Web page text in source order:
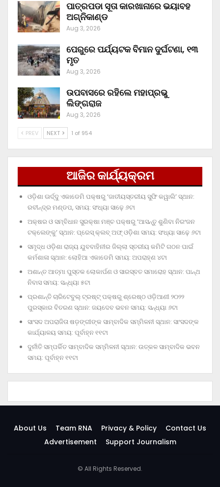
ପାତ୍ରପଡା ସୂତା କାରଖାନାରେ ଭୟାବହ
ଅଗ୍ନିକାଣ୍ଡ
Aug 3, 2026
ପେରୁରେ ପର୍ଯ୍ୟଟକ ବିମାନ ଦୁର୍ଘଟଣା, ୧୩
ମୃତ
Aug 3, 2026
ଉପବାସରେ ରହିଲେ ମହାପ୍ରଭୁ
ଲିଙ୍ଗରାଜ
Aug 3, 2026
PREV NEXT 1 of 954
ଆଜିର କାର୍ଯ୍ୟକ୍ରମ
ଓଡ଼ିଶା ଊର୍ଦ୍ଦୁ ଏକାଡେମି ପକ୍ଷରୁ ‘ଜାତୀୟସ୍ତରୀୟ ସୁଫି କୱାଲି’ ସ୍ଥାନ:
ରବୀନ୍ଦ୍ର ମଣ୍ଡପ, ସମୟ: ସଂଧ୍ୟା ସାଢ଼େ ୬ଟା
ଅକ୍ଷର ଓ ସମ୍ବିଧାନ ସୁରକ୍ଷା ମଞ୍ଚ ପକ୍ଷରୁ ‘ଆସନ୍ତୁ ଶୁଣିବା ନିରଂଜନ
ଟକ୍‌ଲେଙ୍କୁ’ ସ୍ଥାନ: ପ୍ରେସ୍‌ କ୍ଲବ୍‌ ଅଫ୍‌ ଓଡ଼ିଶା ସମୟ: ସଂଧ୍ୟା ସାଢ଼େ ୬ଟା
ସମୃଦ୍ଧ ଓଡ଼ିଶା ରାଜ୍ୟ ଯୁବବାହିନୀର ଜିଲ୍ଲା ସ୍ତରୀୟ କମିଟି ଗଠନ ପାଇଁ
କର୍ମଶାଳା ସ୍ଥାନ: ଲୋହିଆ ଏକାଡେମି ସମୟ: ଅପରାହ୍‌ଣ ୪ଟା
ଅଶାନ୍ତ ଆତ୍ମା ପୁସ୍ତକ ଲୋକାର୍ପଣ ଓ ସାରସ୍ବତ ସମାରୋହ ସ୍ଥାନ: ପାନ୍ଥ
ନିବାସ ସମୟ: ସନ୍ଧ୍ୟା ୫ଟା
ପ୍ରଶାନ୍ତି ଚାରିଟେବୁଲ୍‌ ଟ୍ରଷ୍ଟ୍‌ ପକ୍ଷରୁ ଶ୍ରେଷ୍ଠ ଓଡ଼ିଆଣୀ ୨୦୨୨
ପୁରସ୍କାର ବିତରଣ ସ୍ଥାନ: ଜୟଦେବ ଭବନ ସମୟ: ସନ୍ଧ୍ୟା ୬ଟା
ସାଂସଦ ଅପରାଜିତା ଷଡ଼ଙ୍ଗୀଙ୍କ ସାମ୍ବାଦିକ ସମ୍ମିଳନୀ ସ୍ଥାନ: ସାଂସଦଙ୍କ
କାର୍ଯ୍ୟାଳୟ ସମୟ: ପୂର୍ବାହ୍ନ ୧୧ଟା
ଦୁର୍ନୀତି ସମ୍ପର୍କିତ ସାମ୍ବାଦିକ ସମ୍ମିଳନୀ ସ୍ଥାନ: ଉତ୍କଳ ସାମ୍ବାଦିକ ଭବନ
ସମୟ: ପୂର୍ବାହ୍ନ ୧୧ଟା
About Us Team RNA Privacy & Policy
Contact Us
Advertisement
Support Journalism
© All Rights Reserved.